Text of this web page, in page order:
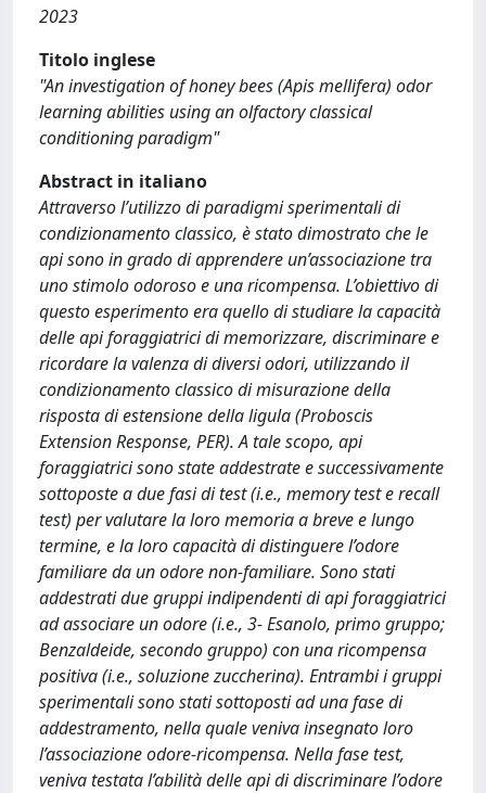
2023
Titolo inglese
"An investigation of honey bees (Apis mellifera) odor
learning abilities using an olfactory classical
conditioning paradigm"
Abstract in italiano
Attraverso l’utilizzo di paradigmi sperimentali di
condizionamento classico, è stato dimostrato che le
api sono in grado di apprendere un’associazione tra
uno stimolo odoroso e una ricompensa. L’obiettivo di
questo esperimento era quello di studiare la capacità
delle api foraggiatrici di memorizzare, discriminare e
ricordare la valenza di diversi odori, utilizzando il
condizionamento classico di misurazione della
risposta di estensione della ligula (Proboscis
Extension Response, PER). A tale scopo, api
foraggiatrici sono state addestrate e successivamente
sottoposte a due fasi di test (i.e., memory test e recall
test) per valutare la loro memoria a breve e lungo
termine, e la loro capacità di distinguere l’odore
familiare da un odore non-familiare. Sono stati
addestrati due gruppi indipendenti di api foraggiatrici
ad associare un odore (i.e., 3- Esanolo, primo gruppo;
Benzaldeide, secondo gruppo) con una ricompensa
positiva (i.e., soluzione zuccherina). Entrambi i gruppi
sperimentali sono stati sottoposti ad una fase di
addestramento, nella quale veniva insegnato loro
l’associazione odore-ricompensa. Nella fase test,
veniva testata l’abilità delle api di discriminare l’odore